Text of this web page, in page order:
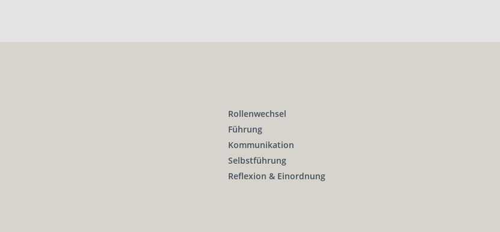
Rollenwechsel
Führung
Kommunikation
Selbstführung
Reflexion & Einordnung